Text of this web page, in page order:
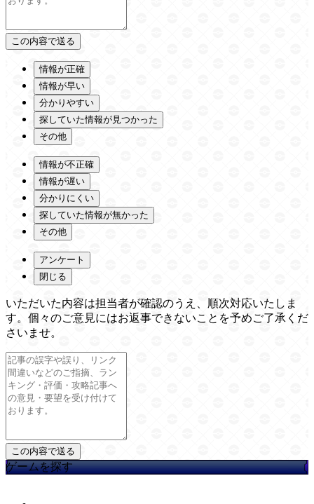
情報が正確
情報が早い
分かりやすい
探していた情報が見つかった
その他
情報が不正確
情報が遅い
分かりにくい
探していた情報が無かった
その他
アンケート
閉じる
いただいた内容は担当者が確認のうえ、順次対応いたしま
す。個々のご意見にはお返事できないことを予めご了承くだ
さいませ。
ゲームを探す